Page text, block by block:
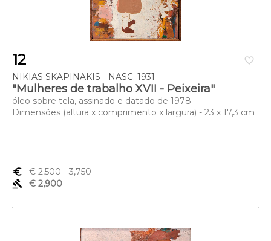
favorite_border
12
NIKIAS SKAPINAKIS - NASC. 1931
"Mulheres de trabalho XVII - Peixeira"
óleo sobre tela, assinado e datado de 1978
Dimensões (altura x comprimento x largura) - 23 x 17,3 cm
euro_symbol € 2,500 - 3,750
gavel
€ 2,900